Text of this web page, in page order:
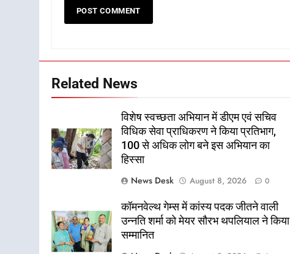
Related News
विशेष स्वच्छता अभियान में डीएम एवं सचिव
विधिक सेवा प्राधिकरण ने किया प्रतिभाग,
100 से अधिक लोग बने इस अभियान का
हिस्सा
News Desk
August 8, 2026 0
कॉमनवेल्थ गेम्स में कांस्य पदक जीतने वाली
उन्नति शर्मा को मेयर सौरभ थपलियाल ने किया
सम्मानित